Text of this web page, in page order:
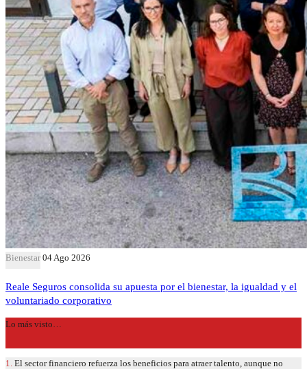
Bienestar 04 Ago 2026
Reale Seguros consolida su apuesta por el bienestar, la igualdad y el
voluntariado corporativo
Lo más visto…
1. El sector financiero refuerza los beneficios para atraer talento, aunque no